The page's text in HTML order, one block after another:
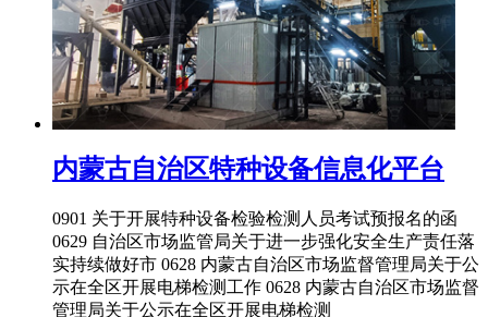
内蒙古自治区特种设备信息化平台
0901 关于开展特种设备检验检测人员考试预报名的函
0629 自治区市场监管局关于进一步强化安全生产责任落
实持续做好市 0628 内蒙古自治区市场监督管理局关于公
示在全区开展电梯检测工作 0628 内蒙古自治区市场监督
管理局关于公示在全区开展电梯检测